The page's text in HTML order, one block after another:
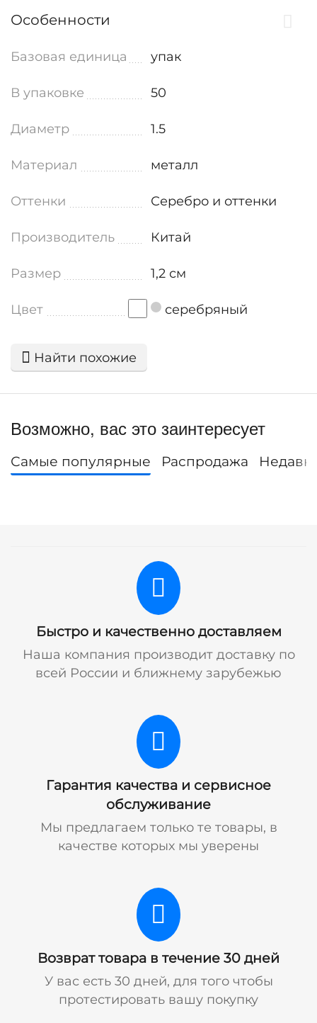
Особенности
Базовая единица упак
В упаковке 50
Диаметр 1.5
Материал металл
Оттенки Серебро и оттенки
Производитель Китай
Размер 1,2 см
Цвет серебряный
Найти похожие
Возможно, вас это заинтересует
Самые популярные Распродажа
Быстро и качественно доставляем
Наша компания производит доставку по
всей России и ближнему зарубежью
Гарантия качества и сервисное
обслуживание
Мы предлагаем только те товары, в
качестве которых мы уверены
Возврат товара в течение 30 дней
У вас есть 30 дней, для того чтобы
протестировать вашу покупку